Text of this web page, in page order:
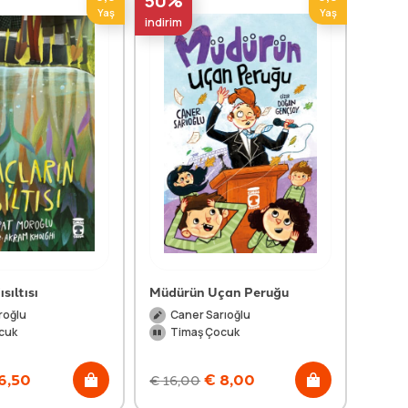
Yaş
indirim
Yaş
Müdürün Uçan Peruğu
Caner Sarıoğlu
Timaş Çocuk
€16,00 € 8,00